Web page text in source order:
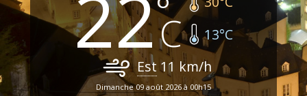
22
13°C
Est 11 km/h
Dimanche 09 août 2026 à 00h15